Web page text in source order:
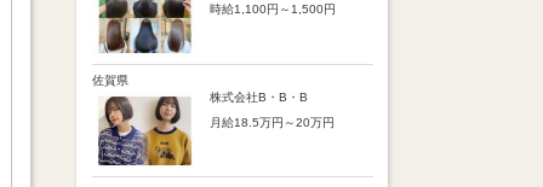
【手当】
SNS手当：あり
【賞与】
あり（年2回、社内規定あ
時給1,100円～1,500円
佐賀県
株式会社B・B・B
月給18.5万円～20万円